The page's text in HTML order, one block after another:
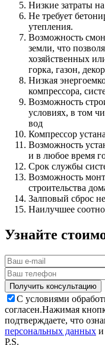
Низкие затраты
Не требует
утепления.
Возможность
земли, что
хозяйственных
горка, газон,
Низкая
компрессора,
Возможность
условиях, в том
вод
Компрессор
Возможность
и в любое время
Срок службы
Возможность
строительства
Залповый сброс
Наилучшее
Узнайте
С условиями
согласен.Нажимая
подтверждаете, что
персональных данных и
P.S.